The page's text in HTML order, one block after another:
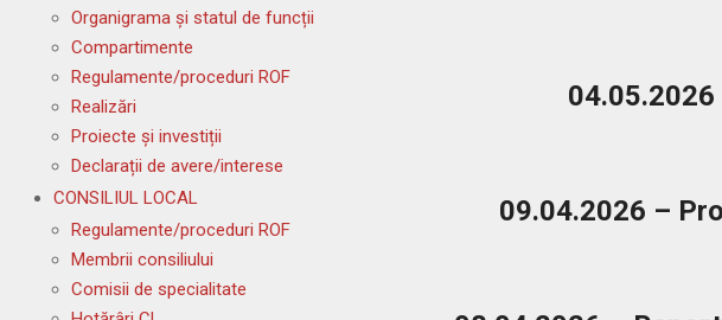
09.04.2026 –
Organigrama și statul de funcții
Compartimente
Regulamente/proceduri ROF
Realizări
Proiecte și investiții
Declarații de avere/interese
CONSILIUL LOCAL
Regulamente/proceduri ROF
Membrii consiliului
Comisii de specialitate